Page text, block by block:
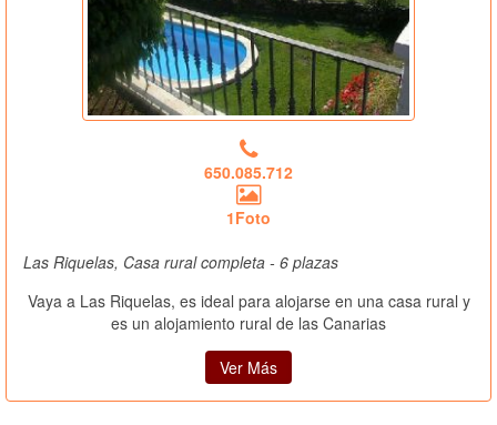
650.085.712
1Foto
Las Riquelas, Casa rural completa - 6 plazas
Vaya a Las Riquelas, es ideal para alojarse en una casa rural y
es un alojamiento rural de las Canarias
Ver Más